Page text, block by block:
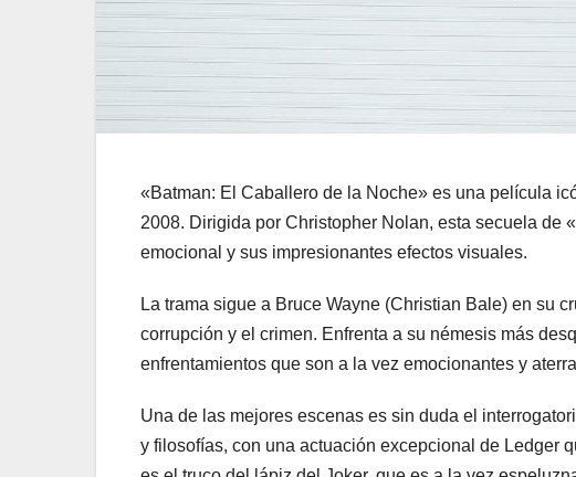
«Batman: El Caballero de la Noche» es una película
2008. Dirigida por Christopher Nolan, esta secuela de
emocional y sus impresionantes efectos visuales.
La trama sigue a Bruce Wayne (Christian Bale) en su
corrupción y el crimen. Enfrenta a su némesis más
enfrentamientos que son a la vez emocionantes y
Una de las mejores escenas es sin duda el
y filosofías, con una actuación excepcional de Ledger